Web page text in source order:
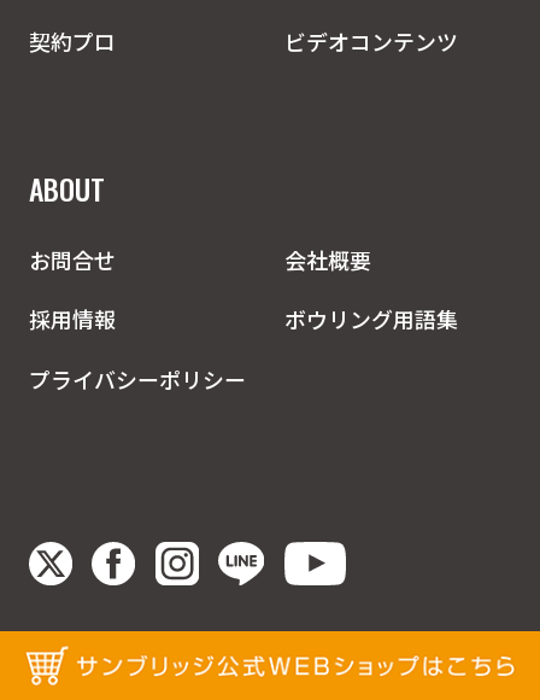
契約プロ
ビデオコンテンツ
ABOUT
お問合せ
会社概要
採用情報
ボウリング用語集
プライバシーポリシー
©1965-2026 SUNBRIDGE GROUP. ALL RIGHTS